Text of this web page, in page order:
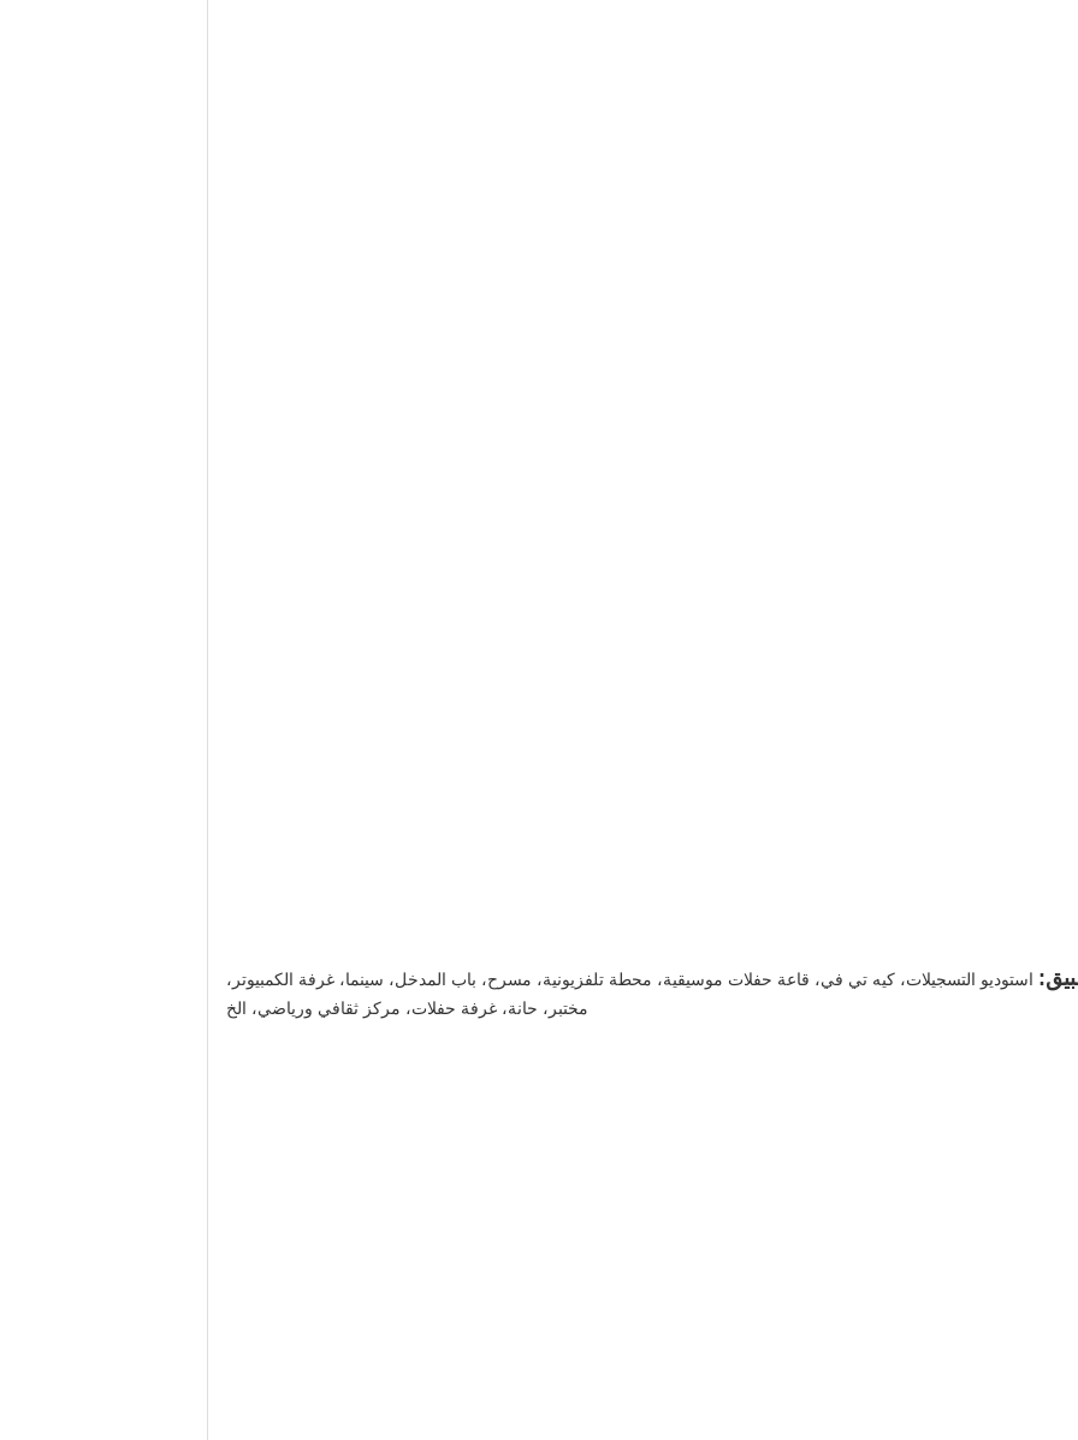
استوديو التسجيلات، كيه تي في، قاعة حفلات موسيقية، محطة تلفزيونية، مسرح، باب المدخل، سينما، غرفة الكمبيوتر،
مختبر، حانة، غرفة حفلات، مركز ثقافي ورياضي، الخ